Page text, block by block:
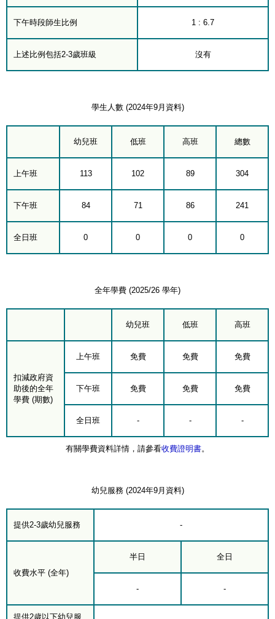
下午時段師生比例 1 : 6.7
上述比例包括2-3歲班級 沒有
學生人數 (2024年9月資料)
幼兒班 低班 高班 總數
上午班 113 102 89 304
下午班 84 71 86 241
全日班 0 0 0 0
全年學費 (2025/26 學年)
幼兒班 低班 高班
扣減政府資
助後的全年
學費 (期數)
上午班 免費 免費 免費
下午班 免費 免費 免費
全日班 - - -
有關學費資料詳情，請參看收費證明書。
幼兒服務 (2024年9月資料)
提供2-3歲幼兒服務 -
收費水平 (全年)
半日 全日
- -
提供2歲以下幼兒服